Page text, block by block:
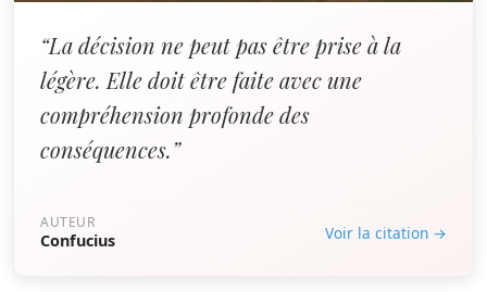
“La décision ne peut pas être prise à la
légère. Elle doit être faite avec une
compréhension profonde des
conséquences.”
AUTEUR
Confucius Voir la citation →